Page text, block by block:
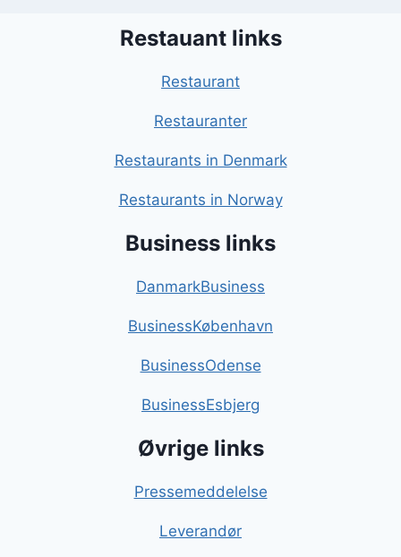
Restauant links
Restaurant
Restauranter
Restaurants in Denmark
Restaurants in Norway
Business links
DanmarkBusiness
BusinessKøbenhavn
BusinessOdense
BusinessEsbjerg
Øvrige links
Pressemeddelelse
Leverandør